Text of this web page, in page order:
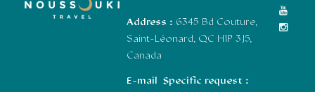
Address : 6345 Bd Couture,
Saint-Léonard, QC H1P 3J5,
Canada
E-mail Specific request :